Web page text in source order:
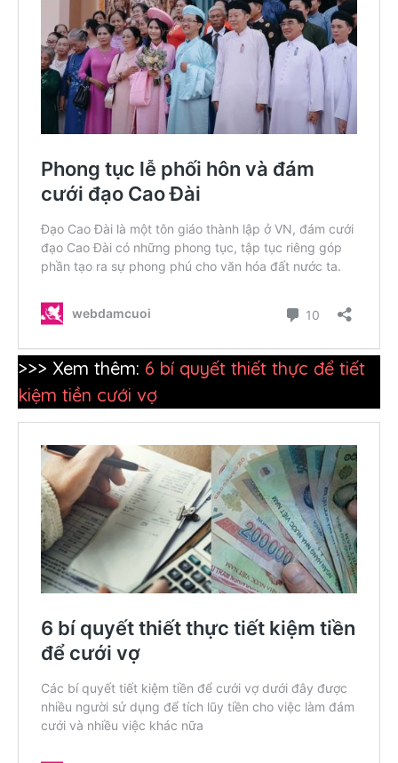
>>> Xem thêm: 6 bí quyết thiết thực để tiết
kiệm tiền cưới vợ